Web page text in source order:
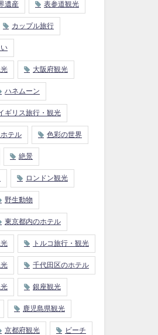
遺産 表参道観光
カップル旅行
大阪府観光
ハネムーン
ギリス旅行・観光
テル 色彩の世界
絶景
ロンドン観光
野生動物
東京都内のホテル
トルコ旅行・観光
千代田区のホテル
銀座観光
鹿児島県観光
京都府観光 ビーチ